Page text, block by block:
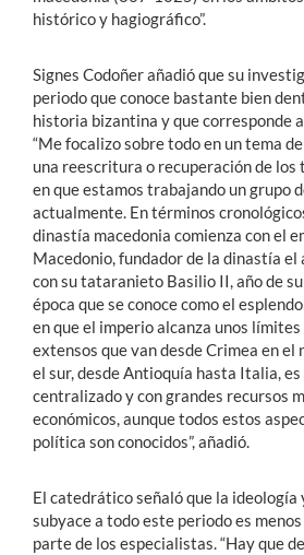
histórico y hagiográfico”.
Signes Codoñer añadió que su
periodo que conoce bastante bien
historia bizantina y que corresponde
“Me focalizo sobre todo en un tema
una reescritura o recuperación de los
en que estamos trabajando un grupo
actualmente. En términos
dinastía macedonia comienza con el
Macedonio, fundador de la dinastía
con su tataranieto Basilio II, año de
época que se conoce como el
en que el imperio alcanza unos
extensos que van desde Crimea en
el sur, desde Antioquía hasta Italia,
centralizado y con grandes recursos
económicos, aunque todos estos
política son conocidos”, añadió.
El catedrático señaló que la ideología
subyace a todo este periodo es
parte de los especialistas. “Hay que